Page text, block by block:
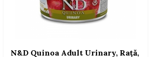
N&D Quinoa Adult Urinary, Rață,